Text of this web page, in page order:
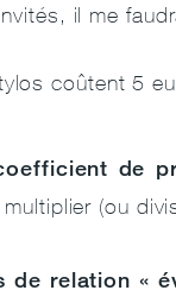
il me
coûtent 5
de
multiplier (ou
de relation «